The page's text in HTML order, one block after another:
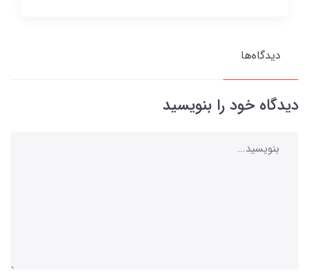
دیدگاه‌ها
دیدگاه خود را بنویسید